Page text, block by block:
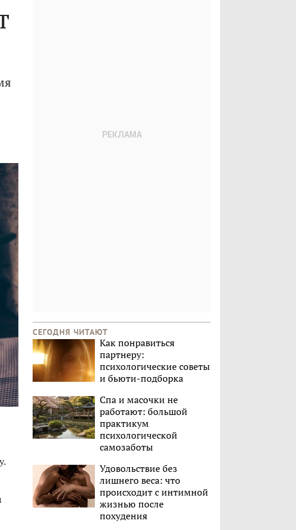
СЕГОДНЯ ЧИТАЮТ
Как понравиться
партнеру:
психологические советы
и бьюти-подборка
Спа и масочки не
работают: большой
практикум
психологической
самозаботы
Удовольствие без
лишнего веса: что
происходит с интимной
жизнью после
похудения